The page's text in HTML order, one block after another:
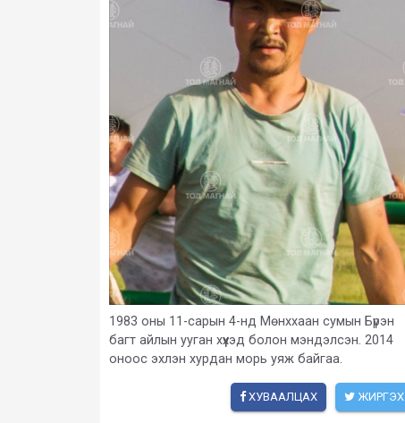
1983 оны 11-сарын 4-нд Мөнххаан сумын Бүрэн
багт айлын ууган хүүхэд болон мэндэлсэн. 2014
оноос эхлэн хурдан морь уяж байгаа.
ХУВААЛЦАХ ЖИРГЭХ